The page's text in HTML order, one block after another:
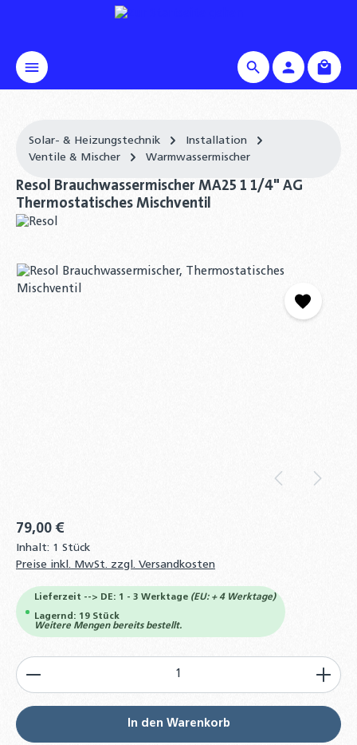
Solar- & Heizungstechnik
Installation
Ventile & Mischer
Warmwassermischer
Resol Brauchwassermischer MA25 1 1/4" AG
Thermostatisches Mischventil
Bildergalerie überspringen
79,00 €
Inhalt: 1 Stück
Preise inkl. MwSt. zzgl. Versandkosten
Lieferzeit --> DE: 1 - 3 Werktage (EU: + 4 Werktage)
Lagernd: 19 Stück
Weitere Mengen bereits bestellt.
Produkt Anzahl: Gib den gewünschten Wert ein
In den Warenkorb